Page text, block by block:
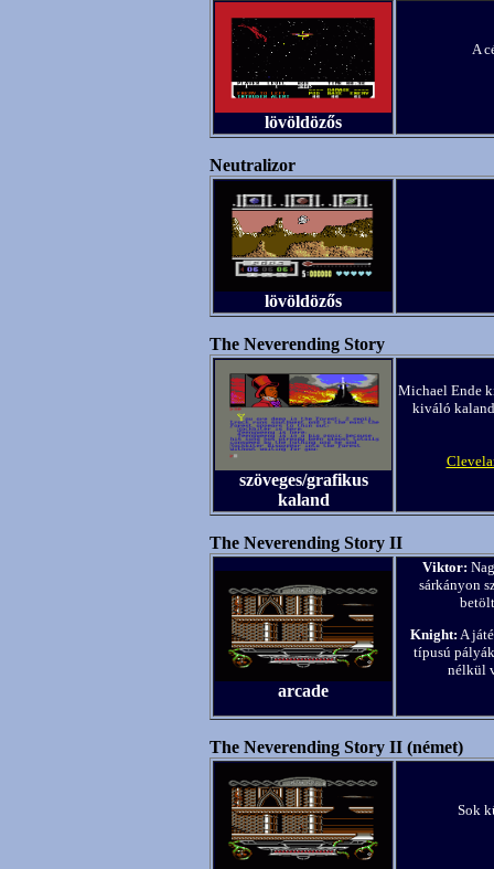
lövöldözős
A
Neutralizor
lövöldözős
The Neverending Story
szöveges/grafikus
kaland
Michael Ende
kiváló
The Neverending Story II
arcade
Viktor:
sárkányon
Knight: A
típusú
nélkül
The Neverending Story II (német)
Sok